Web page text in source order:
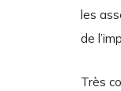
les
de
Très